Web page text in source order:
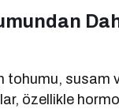
tohumu, susam
özellikle